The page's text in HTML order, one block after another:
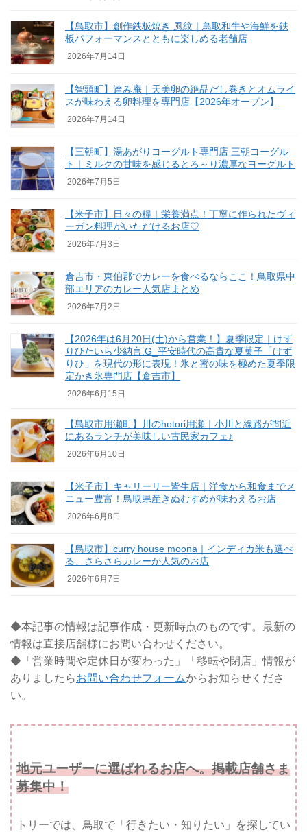
【鳥取市】創作鉄板焼き 風紋｜鳥取和牛や海鮮を鉄
板パフォーマンスとともに楽しめる老舗店
2026年7月14日
【智頭町】達み庵｜天美卵の絶品だし巻きとオムライ
スが味わえる卵料理を専門店【2026年オープン】
2026年7月14日
【三朝町】湯あがりヨーグルト専門店 三朝ヨーグル
ト｜ミルクの甘味を感じるとろ～り濃厚なヨーグルト
2026年7月5日
【米子市】日々の糧｜栄養満点！丁寧に作られたヴィ
ーガン料理がいただけるお店♡
2026年7月3日
倉吉市・東伯郡でカレーを食べるならここ！鳥取県中
部エリアのカレー人気店まとめ
2026年7月2日
【2026年は6月20日(土)から営業！】夏季限定｜けず
りひたいら少納言.G_平安時代の高貴な夏菓子「けず
りひ」を現代の形に表現！氷と蜜の味を極めた夏季限
定かき氷専門店【倉吉市】
2026年6月15日
【鳥取市用瀬町】川のhotori用瀬｜小川と線路が間近
にあるランチが美味しい古民家カフェ♪
2026年6月10日
【米子市】キャリーリー皆生店｜洋食から和食までメ
ニュー豊富！鳥取県産きぬむすめが味わえるお店
2026年6月8日
【鳥取市】curry house moona｜インディカ米も選べ
る、さらさらカレーが人気のお店
2026年6月7日
◆本記事の情報は記事作成・更新時点のものです。最新の
情報は直接店舗様にお問い合わせください。
◆「営業時間や定休日が変わった」「移転や閉店」情報が
ありましたらお問い合わせフォームからお知らせくださ
い。
地元ユーザーに選ばれるお店へ。掲載店舗さま
募集中！
トリーでは、鳥取で「行きたい・知りたい」を探してい